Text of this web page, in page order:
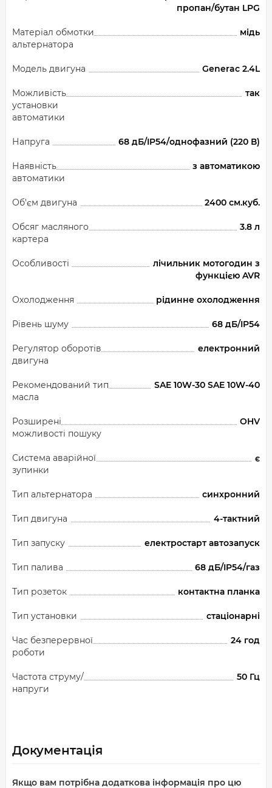
пропан/бутан LPG
Матеріал обмотки
альтернатора
мідь
Модель двигуна Generac 2.4L
Можливість
установки
автоматики
так
Напруга 68 дБ/IP54/однофазний (220 В)
Наявність
автоматики
з автоматикою
Об'єм двигуна 2400 см.куб.
Обсяг масляного
картера
3.8 л
Особливості
лічильник мотогодин з
функцією AVR
Охолодження рідинне охолодження
Рівень шуму 68 дБ/IP54
Регулятор оборотів
двигуна
електронний
Рекомендований тип
масла
SAE 10W-30 SAE 10W-40
Розширені
можливості пошуку
OHV
Система аварійної
зупинки
є
Тип альтернатора синхронний
Тип двигуна 4-тактний
Тип запуску електростарт автозапуск
Тип палива 68 дБ/IP54/газ
Тип розеток контактна планка
Тип установки стаціонарні
Час безперервної
роботи
24 год
Частота струму/
напруги
50 Гц
Документація
Якщо вам потрібна додаткова інформація про цю